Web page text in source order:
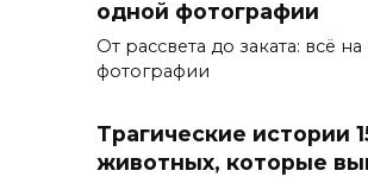
одной фотографии
От рассвета до заката: всё
фотографии
Трагические истории
животных, которые